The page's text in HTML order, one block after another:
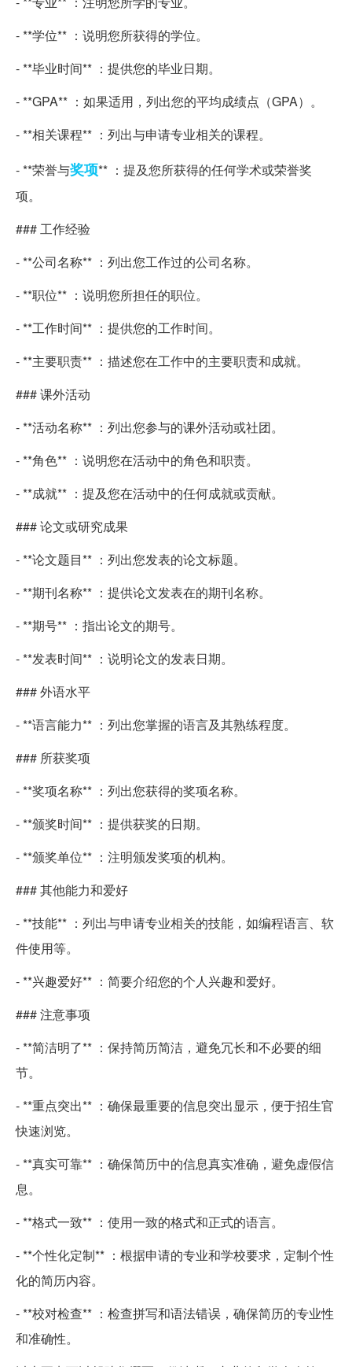
- **学位** ：说明您所获得的学位。
- **毕业时间** ：提供您的毕业日期。
- **GPA** ：如果适用，列出您的平均成绩点（GPA）。
- **相关课程** ：列出与申请专业相关的课程。
- **荣誉与奖项** ：提及您所获得的任何学术或荣誉奖
项。
### 工作经验
- **公司名称** ：列出您工作过的公司名称。
- **职位** ：说明您所担任的职位。
- **工作时间** ：提供您的工作时间。
- **主要职责** ：描述您在工作中的主要职责和成就。
### 课外活动
- **活动名称** ：列出您参与的课外活动或社团。
- **角色** ：说明您在活动中的角色和职责。
- **成就** ：提及您在活动中的任何成就或贡献。
### 论文或研究成果
- **论文题目** ：列出您发表的论文标题。
- **期刊名称** ：提供论文发表在的期刊名称。
- **期号** ：指出论文的期号。
- **发表时间** ：说明论文的发表日期。
### 外语水平
- **语言能力** ：列出您掌握的语言及其熟练程度。
### 所获奖项
- **奖项名称** ：列出您获得的奖项名称。
- **颁奖时间** ：提供获奖的日期。
- **颁奖单位** ：注明颁发奖项的机构。
### 其他能力和爱好
- **技能** ：列出与申请专业相关的技能，如编程语言、软
件使用等。
- **兴趣爱好** ：简要介绍您的个人兴趣和爱好。
### 注意事项
- **简洁明了** ：保持简历简洁，避免冗长和不必要的细
节。
- **重点突出** ：确保最重要的信息突出显示，便于招生官
快速浏览。
- **真实可靠** ：确保简历中的信息真实准确，避免虚假信
息。
- **格式一致** ：使用一致的格式和正式的语言。
- **个性化定制** ：根据申请的专业和学校要求，定制个性
化的简历内容。
- **校对检查** ：检查拼写和语法错误，确保简历的专业性
和准确性。